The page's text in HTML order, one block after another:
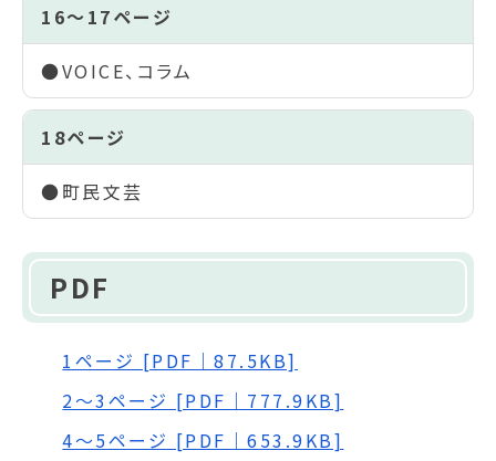
16～17ページ
●VOICE、コラム
18ページ
●町民文芸
PDF
1ページ [PDF｜87.5KB]
2～3ページ [PDF｜777.9KB]
4～5ページ [PDF｜653.9KB]